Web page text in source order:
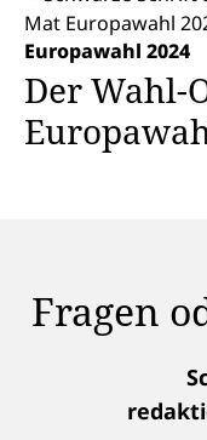
Europawahl 2024
Der Wahl-
Fragen